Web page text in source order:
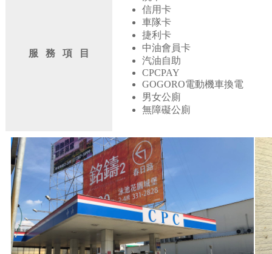
服 務 項 目
信用卡
車隊卡
捷利卡
中油會員卡
汽油自助
CPCPAY
GOGORO電動機車換電
男女公廁
無障礙公廁